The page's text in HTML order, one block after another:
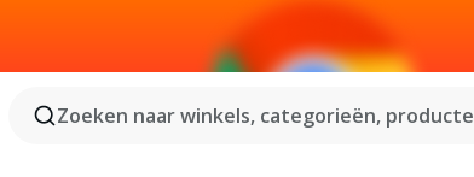
Zoeken naar winkels, categorieën,